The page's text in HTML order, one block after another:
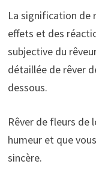
La signification de
effets et des
subjective du
détaillée de rêver
dessous.
Rêver de fleurs de
humeur et que
sincère.